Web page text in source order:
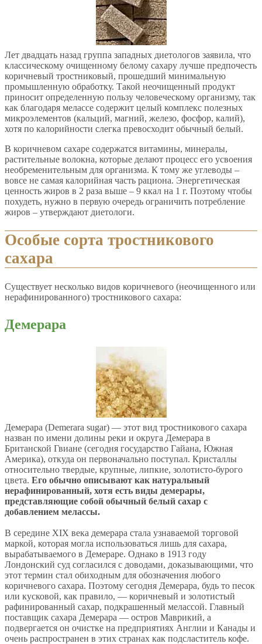
Лет двадцать назад группа западных диетологов заявила, что
классическому очищенному белому сахару лучше предпочесть
коричневый тростниковый, прошедший минимальную
промышленную обработку. Такой неочищенный продукт
приносит определенную пользу человеческому организму, так
как благодаря мелассе содержит целый комплекс полезных
микроэлементов (кальций, магний, железо, фосфор, калий),
хотя по калорийности слегка превосходит обычный белый.
В коричневом сахаре содержатся витамины, минералы,
растительные волокна, которые делают процесс его усвоения
необременительным для организма. К тому же углеводы –
вовсе не самая калорийная часть рациона. Энергетическая
ценность жиров в 2 раза выше – 9 ккал на 1 г. Поэтому чтобы
похудеть, нужно в первую очередь ограничить потребление
жиров – утверждают диетологи.
Особые сорта тростникового
сахара
Существует несколько видов коричневого (неочищенного или
нерафинированного) тростникового сахара:
Демерара
Демерара (Demerara sugar) — этот вид тростникового сахара
назван по имени долины реки и округа Демерара в
Британской Гвиане (сегодня государство Гайана, Южная
Америка), откуда он первоначально поступал. Кристаллы
относительно твердые, крупные, липкие, золотисто-бурого
цвета. Его обычно описывают как натуральный
нерафинированный, хотя есть виды демерары,
представляющие собой обычный белый сахар с
добавлением мелассы.
В середине XIX века демерара стала узнаваемой торговой
маркой, которая могла использоваться лишь для сахара,
вырабатываемого в Демераре. Однако в 1913 году
Лондонский суд согласился с доводами, доказывающими, что
этот термин стал обиходным для обозначения любого
коричневого сахара. Поэтому сегодня Демерара, будь то песок
или кусковой, как правило, — коричневый и золотистый
рафинированный сахар, подкрашенный мелассой. Главный
поставщик сахара Демерара — остров Маврикий, а
подвергается он очистке на предприятиях Англии и Канады и
очень распространен в этих странах как подсластитель кофе.